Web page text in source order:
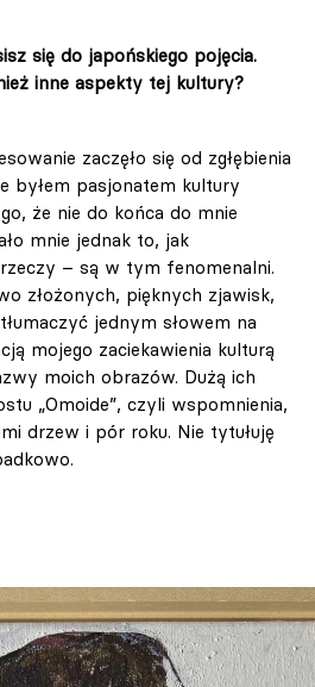
się do japońskiego pojęcia.
inne aspekty tej kultury?
zaczęło się od zgłębienia
byłem pasjonatem kultury
że nie do końca do mnie
mnie jednak to, jak
– są w tym fenomenalni.
złożonych, pięknych zjawisk,
jednym słowem na
mojego zaciekawienia kulturą
moich obrazów. Dużą ich
„Omoide”, czyli wspomnienia,
drzew i pór roku. Nie tytułuję